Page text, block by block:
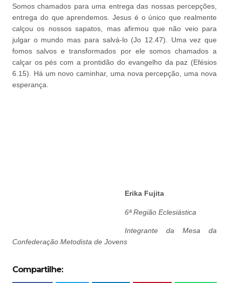
Somos chamados para uma entrega das nossas percepções,
entrega do que aprendemos. Jesus é o único que realmente
calçou os nossos sapatos, mas afirmou que não veio para
julgar o mundo mas para salvá-lo (Jo 12.47). Uma vez que
fomos salvos e transformados por ele somos chamados a
calçar os pés com a prontidão do evangelho da paz (Efésios
6.15). Há um novo caminhar, uma nova percepção, uma nova
esperança.
Erika Fujita
6ª Região Eclesiástica
Integrante da Mesa da
Confederação Metodista de Jovens
Compartilhe: